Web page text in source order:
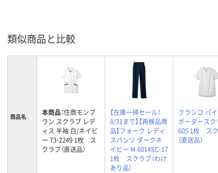
類似商品と比較
商品名 本商品：住商モンブ
ラン スクラブ レデ
ィス 半袖 白/ネイビ
ー 73-2249 1枚 ス
クラブ（直送品）
【在庫一掃セール！
8/31まで】【再検品商
品】フォーク レディ
スパンツ ダークネ
イビー M 6014SC-17
1枚 スクラブ（わけ
あり品）
クラシコ バ
ボーダースク
605 1枚 ス
（直送品）